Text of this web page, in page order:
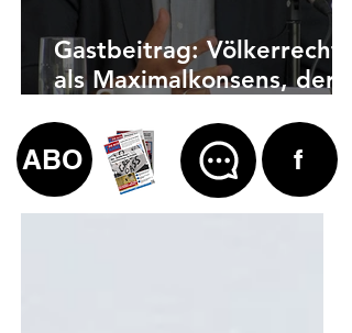
Gastbeitrag: Völkerrecht
als Maximalkonsens, der
ABO f